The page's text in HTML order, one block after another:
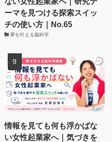
ーマを見つける探索スイッ
チの使い方｜No.65
夢を叶える脳科学
情報を見ても何も浮かばな
い女性起業家へ｜気づきを